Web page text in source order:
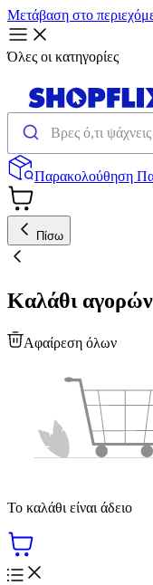
Μετάβαση στο
Όλες οι κατηγορίες
Παρακολούθηση
Πίσω
Καλάθι αγορών
Αφαίρεση όλων
Το καλάθι είναι άδειο